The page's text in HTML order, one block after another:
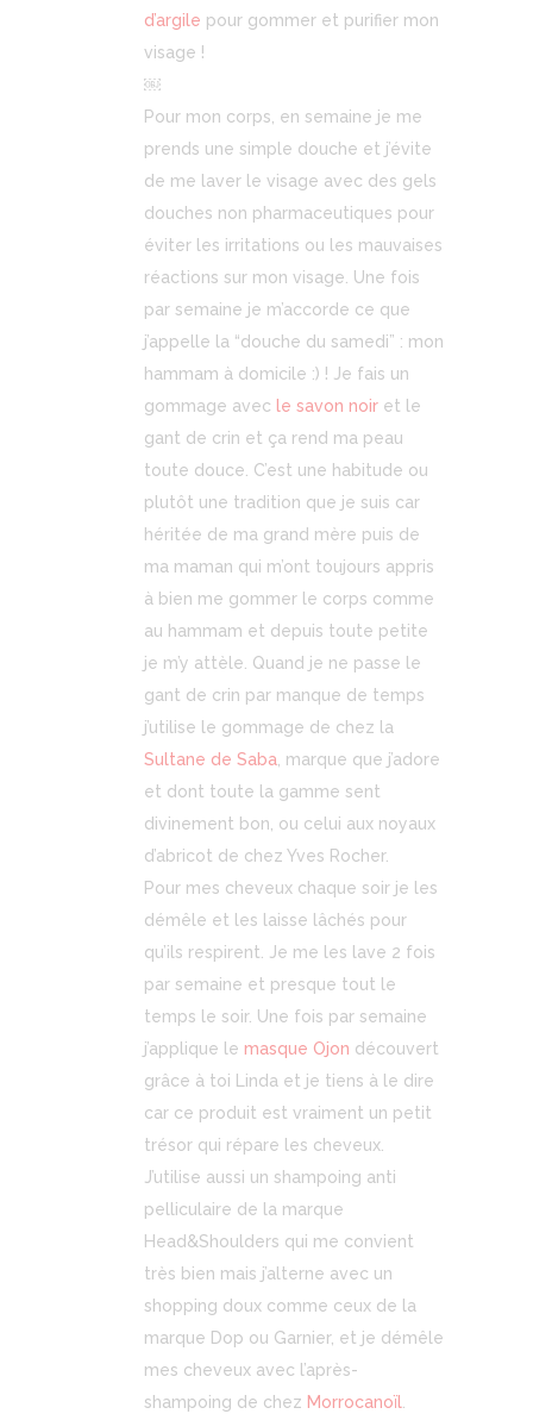
d’argile pour gommer et purifier mon
visage !
￼
Pour mon corps, en semaine je me
prends une simple douche et j’évite
de me laver le visage avec des gels
douches non pharmaceutiques pour
éviter les irritations ou les mauvaises
réactions sur mon visage. Une fois
par semaine je m’accorde ce que
j’appelle la “douche du samedi” : mon
hammam à domicile :) ! Je fais un
gommage avec le savon noir et le
gant de crin et ça rend ma peau
toute douce. C’est une habitude ou
plutôt une tradition que je suis car
héritée de ma grand mère puis de
ma maman qui m’ont toujours appris
à bien me gommer le corps comme
au hammam et depuis toute petite
je m’y attèle. Quand je ne passe le
gant de crin par manque de temps
j’utilise le gommage de chez la
Sultane de Saba, marque que j’adore
et dont toute la gamme sent
divinement bon, ou celui aux noyaux
d’abricot de chez Yves Rocher.
Pour mes cheveux chaque soir je les
démêle et les laisse lâchés pour
qu’ils respirent. Je me les lave 2 fois
par semaine et presque tout le
temps le soir. Une fois par semaine
j’applique le masque Ojon découvert
grâce à toi Linda et je tiens à le dire
car ce produit est vraiment un petit
trésor qui répare les cheveux.
J’utilise aussi un shampoing anti
pelliculaire de la marque
Head&Shoulders qui me convient
très bien mais j’alterne avec un
shopping doux comme ceux de la
marque Dop ou Garnier, et je démêle
mes cheveux avec l’après-
shampoing de chez Morrocanoïl.